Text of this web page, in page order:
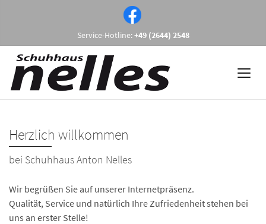
Service-Hotline:+49 (2644) 2548
Herzlich willkommen
bei Schuhhaus Anton Nelles
Wir begrüßen Sie auf unserer Internetpräsenz.
Qualität, Service und natürlich Ihre Zufriedenheit stehen bei
uns an erster Stelle!